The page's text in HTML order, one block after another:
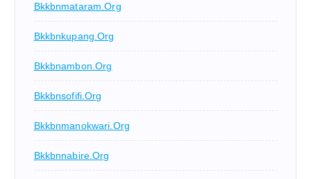
Bkkbnmataram.org
Bkkbnkupang.org
Bkkbnambon.org
Bkkbnsofifi.org
Bkkbnmanokwari.org
Bkkbnnabire.org